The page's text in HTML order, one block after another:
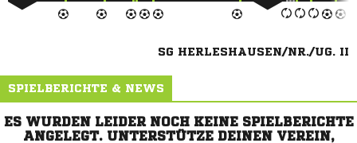
SG HERLESHAUSEN/NR./UG. II
SPIELBERICHTE & NEWS
ES WURDEN LEIDER NOCH KEINE SPIELBERICHTE
ANGELEGT. UNTERSTÜTZE DEINEN VEREIN,